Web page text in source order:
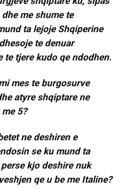
me shume te
ta lejoje Shqiperine
te denuar
te tjere kudo qe ndodhen.
mes te burgosurve
atyre shqiptare ne
5?
ne deshiren e
se ku mund ta
kjo deshire nuk
qe u be me Italine?